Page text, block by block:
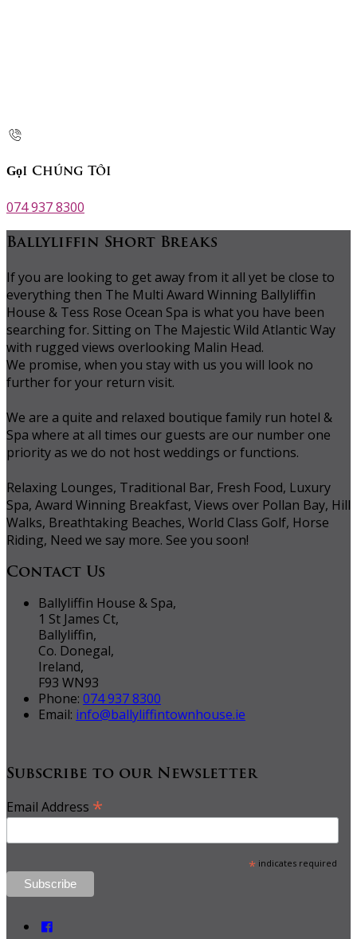
Gọi Chúng Tôi
074 937 8300
Ballyliffin Short Breaks
If you are looking to get away from it all yet be close to
everything then The Multi Award Winning Ballyliffin
House & Tess Rose Ocean Spa is what you have been
searching for. Sitting on The Majestic Wild Atlantic Way
with rugged views overlooking Malin Head.
We promise, when you stay with us you will look no
further for your return visit.
We are a quite and relaxed boutique family run hotel &
Spa where at all times our guests are our number one
priority as we do not host weddings or functions.
Relaxing Lounges, Traditional Bar, Fresh Food, Luxury
Spa, Award Winning Breakfast, Views over Pollan Bay, Hill
Walks, Breathtaking Beaches, World Class Golf, Horse
Riding, Need we say more. See you soon!
Contact Us
Ballyliffin House & Spa,
1 St James Ct,
Ballyliffin,
Co. Donegal,
Ireland,
F93 WN93
Phone: 074 937 8300
Email: info@ballyliffintownhouse.ie
Subscribe to our Newsletter
Email Address *
*indicates required